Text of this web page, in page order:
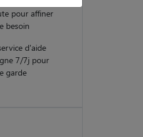
pour affiner
besoin
d'aide
7/7j pour
garde